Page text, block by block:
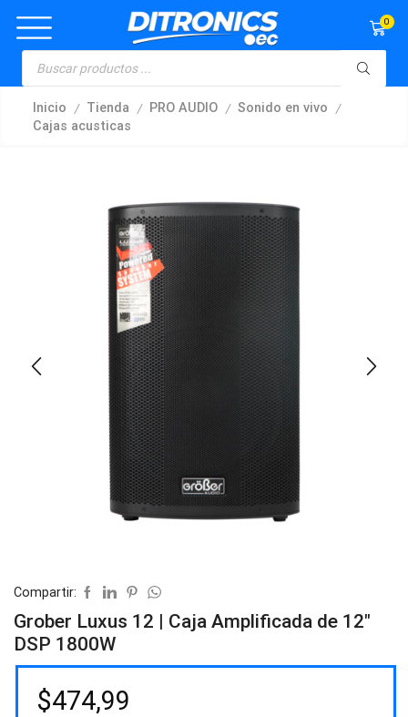
0
Inicio / Tienda / PRO AUDIO / Sonido en vivo /
Cajas acusticas
Compartir:
Grober Luxus 12 | Caja Amplificada de 12″
DSP 1800W
$474,99